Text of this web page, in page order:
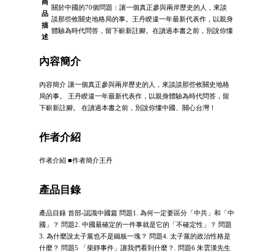
商
品
描
述
關於中國的70個問題：讓一個真正參與兩岸歷史的人，來談
談那些攸關史地格局的事。王丹睽違一年最新代表作，以親身
體驗為時代問答，留下嶄新註腳。在讀過本書之前，別說你懂
內容簡介
內容簡介 讓一個真正參與兩岸歷史的人，來談談那些攸關史地格
局的事。 王丹睽違一年最新代表作，以親身體驗為時代問答，留
下嶄新註腳。 在讀過本書之前，別說你懂中國、關心台灣！
作者介紹
作者介紹 ■作者簡介王丹
產品目錄
產品目錄 首部-認識中國篇 問題1. 為何一定要區分「中共」和「中
國」？ 問題2. 中國最確定的一件事就是它的「不確定性」？ 問題
3. 為什麼說太子黨也不是鐵板一塊？ 問題4. 太子黨的政治性格是
什麼？ 問題5 「柴靜事件」讓我們看到什麼？. 問題6 朱雲漢先生